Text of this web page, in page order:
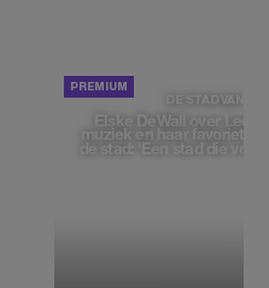
DE STAD VAN
Elske DeWall over
muziek en haar favoriete
de stad: 'Een stad die